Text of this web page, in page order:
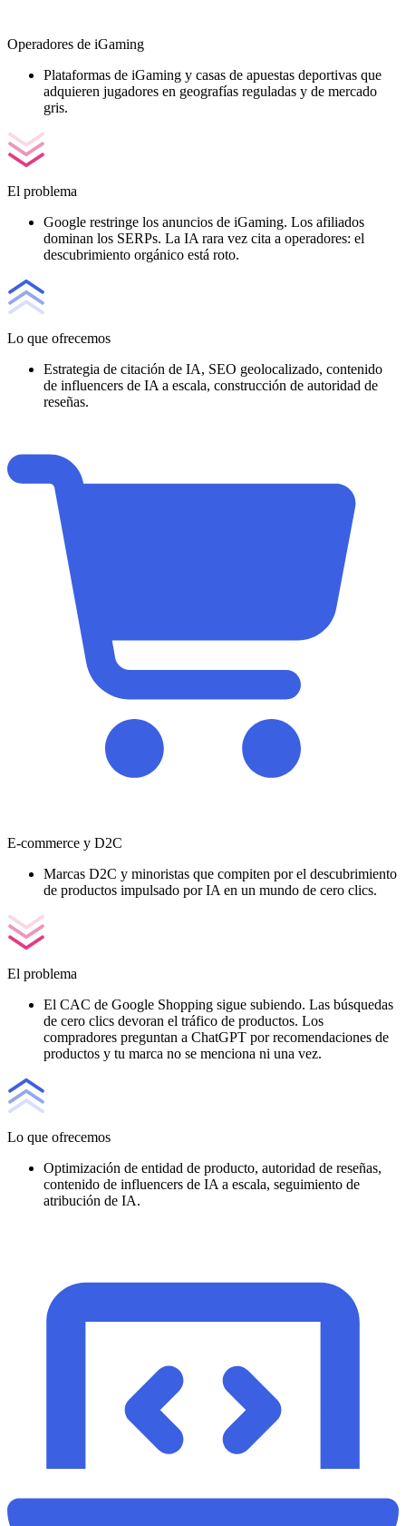
Operadores de iGaming
Plataformas de iGaming y casas de apuestas deportivas que
adquieren jugadores en geografías reguladas y de mercado
gris.
El problema
Google restringe los anuncios de iGaming. Los afiliados
dominan los SERPs. La IA rara vez cita a operadores: el
descubrimiento orgánico está roto.
Lo que ofrecemos
Estrategia de citación de IA, SEO geolocalizado, contenido
de influencers de IA a escala, construcción de autoridad de
reseñas.
E-commerce y D2C
Marcas D2C y minoristas que compiten por el descubrimiento
de productos impulsado por IA en un mundo de cero clics.
El problema
El CAC de Google Shopping sigue subiendo. Las búsquedas
de cero clics devoran el tráfico de productos. Los
compradores preguntan a ChatGPT por recomendaciones de
productos y tu marca no se menciona ni una vez.
Lo que ofrecemos
Optimización de entidad de producto, autoridad de reseñas,
contenido de influencers de IA a escala, seguimiento de
atribución de IA.